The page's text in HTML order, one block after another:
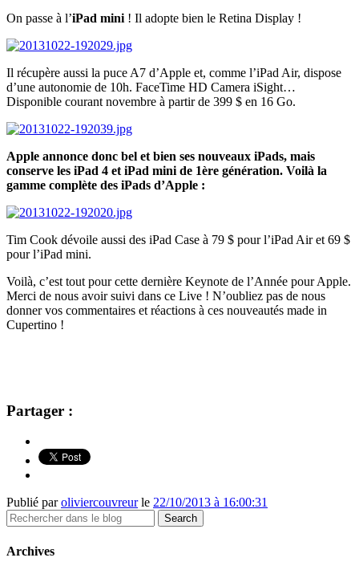
On passe à l’iPad mini ! Il adopte bien le Retina Display !
Il récupère aussi la puce A7 d’Apple et, comme l’iPad Air, dispose
d’une autonomie de 10h. FaceTime HD Camera iSight…
Disponible courant novembre à partir de 399 $ en 16 Go.
Apple annonce donc bel et bien ses nouveaux iPads, mais
conserve les iPad 4 et iPad mini de 1ère génération. Voilà la
gamme complète des iPads d’Apple :
Tim Cook dévoile aussi des iPad Case à 79 $ pour l’iPad Air et 69 $
pour l’iPad mini.
Voilà, c’est tout pour cette dernière Keynote de l’Année pour Apple.
Merci de nous avoir suivi dans ce Live ! N’oubliez pas de nous
donner vos commentaires et réactions à ces nouveautés made in
Cupertino !
Partager :
Publié paroliviercouvreurle 22/10/2013 à 16:00:31
Archives